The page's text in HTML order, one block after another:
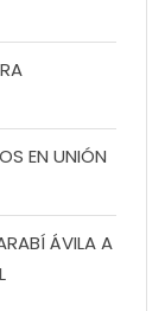
EN UNIÓN
ÁVILA A